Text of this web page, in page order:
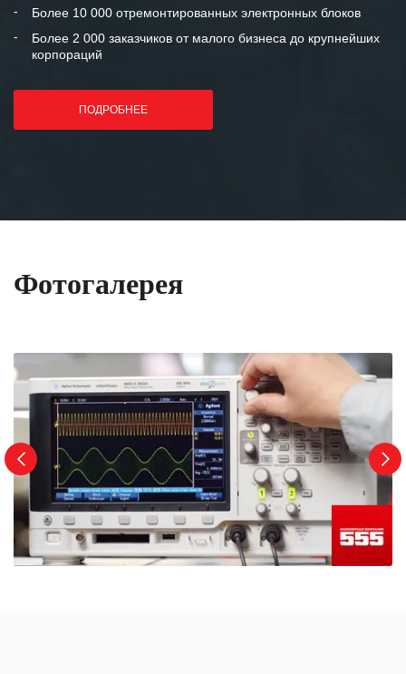
Более 10 000 отремонтированных электронных блоков
Более 2 000 заказчиков от малого бизнеса до крупнейших
корпораций
ПОДРОБНЕЕ
Фотогалерея